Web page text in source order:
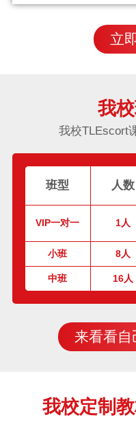
立
我
我校TLEscort
班型 人数
VIP一对一 1人
小班 8人
中班 16人
来看看自
我校定制